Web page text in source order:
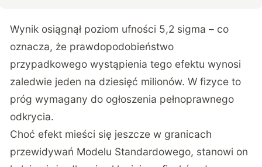
Wynik osiągnął poziom ufności 5,2 sigma – co
oznacza, że prawdopodobieństwo
przypadkowego wystąpienia tego efektu wynosi
zaledwie jeden na dziesięć milionów. W fizyce to
próg wymagany do ogłoszenia pełnoprawnego
odkrycia.
Choć efekt mieści się jeszcze w granicach
przewidywań Modelu Standardowego, stanowi on